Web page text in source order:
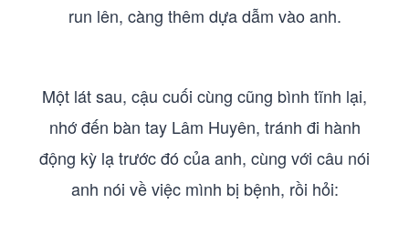
run lên, càng thêm dựa dẫm vào anh.
Một lát sau, cậu cuối cùng cũng bình tĩnh lại,
nhớ đến bàn tay Lâm Huyên, tránh đi hành
động kỳ lạ trước đó của anh, cùng với câu nói
anh nói về việc mình bị bệnh, rồi hỏi: